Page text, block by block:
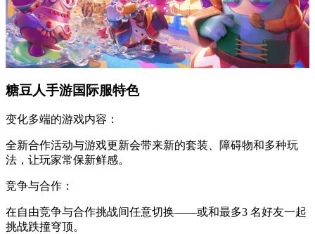
糖豆人手游国际服特色
变化多端的游戏内容：
全新合作活动与游戏更新会带来新的套装、障碍物和多种玩
法，让玩家常保新鲜感。
竞争与合作：
在自由竞争与合作挑战间任意切换——或和最多3 名好友一起
挑战跌撞穹顶。